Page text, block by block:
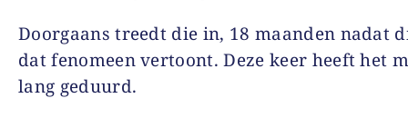
Doorgaans treedt die in, 18 maanden nadat
dat fenomeen vertoont. Deze keer heeft het
lang geduurd.